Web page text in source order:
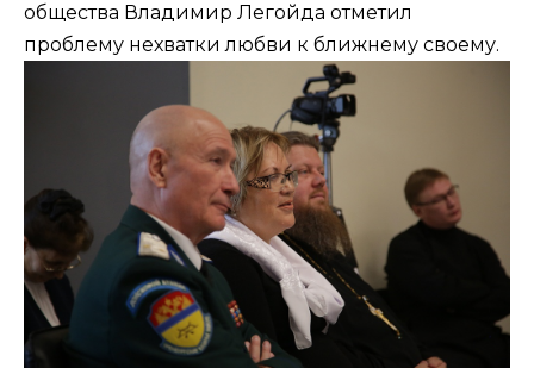
общества Владимир Легойда отметил
проблему нехватки любви к ближнему своему.